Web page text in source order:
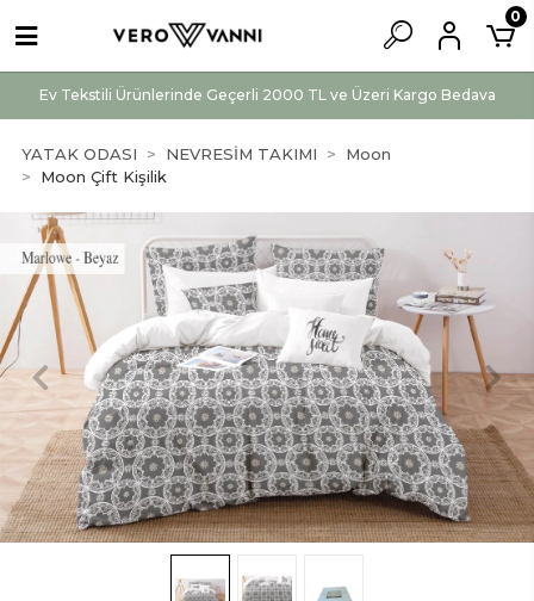
Ev Tekstili Ürünlerinde Geçerli 2000 TL ve Üzeri Kargo Bedava
0
YATAK ODASI NEVRESİM TAKIMI
Moon
Moon Çift Kişilik